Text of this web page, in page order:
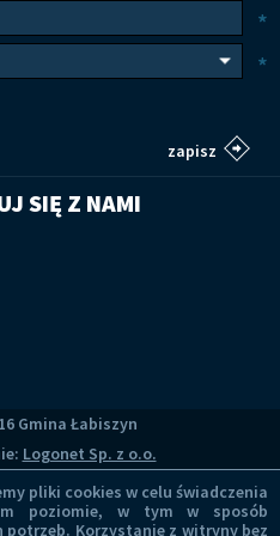
*
*
SIĘ Z NAMI
Gmina Łabiszyn
Logonet Sp. z o.o.
pliki cookies w celu świadczenia
poziomie, w tym w sposób
Korzystanie z witryny bez